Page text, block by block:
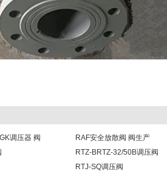
调压器 阀 RAF安全放散阀 阀生产
RTZ-BRTZ-32/50B调压阀
RTJ-SQ调压阀